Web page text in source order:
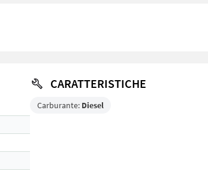
CARATTERISTICHE
Carburante: Diesel